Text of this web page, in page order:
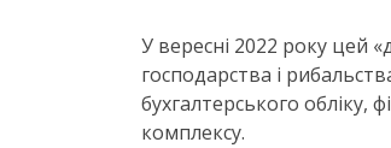
У вересні 2022 року цей
господарства і
бухгалтерського обліку,
комплексу.